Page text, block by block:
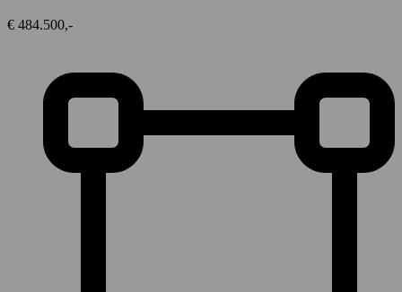
€ 484.500,-